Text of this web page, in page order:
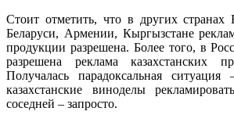
Стоит отметить, что в других
Беларуси, Армении, Кыргызстане
продукции разрешена. Более того, в
разрешена реклама казахстанских
Получалась парадоксальная
казахстанские виноделы
соседней – запросто.